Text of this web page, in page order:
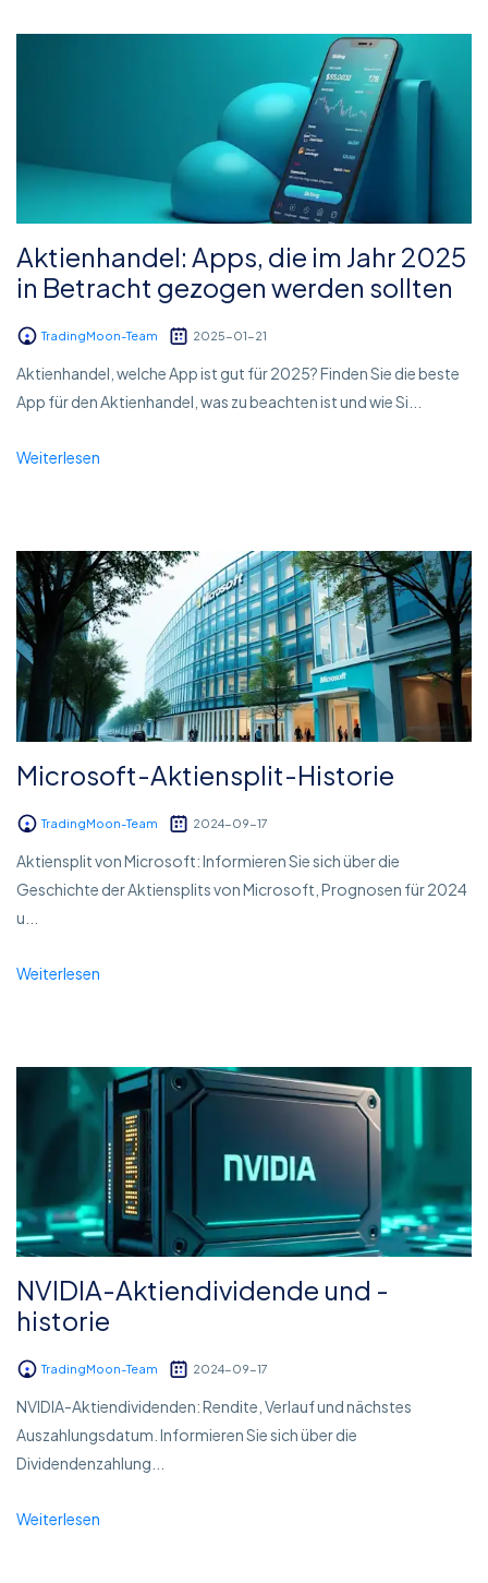
Aktienhandel: Apps, die im Jahr 2025
in Betracht gezogen werden sollten
TradingMoon-Team 2025-01-21
Aktienhandel, welche App ist gut für 2025? Finden Sie die beste
App für den Aktienhandel, was zu beachten ist und wie Si...
Weiterlesen
Microsoft-Aktiensplit-Historie
TradingMoon-Team 2024-09-17
Aktiensplit von Microsoft: Informieren Sie sich über die
Geschichte der Aktiensplits von Microsoft, Prognosen für 2024
u...
Weiterlesen
NVIDIA-Aktiendividende und -
historie
TradingMoon-Team 2024-09-17
NVIDIA-Aktiendividenden: Rendite, Verlauf und nächstes
Auszahlungsdatum. Informieren Sie sich über die
Dividendenzahlung...
Weiterlesen